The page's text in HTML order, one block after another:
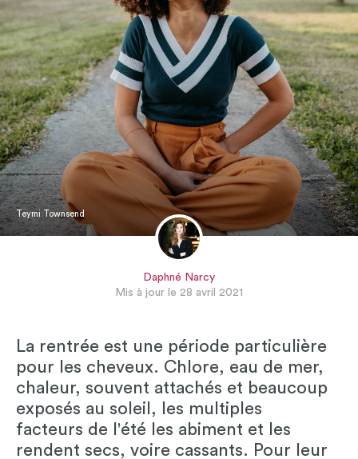
Teymi Townsend
Daphné Narcy
Mis à jour le 28 avril 2021
La rentrée est une période particulière
pour les cheveux. Chlore, eau de mer,
chaleur, souvent attachés et beaucoup
exposés au soleil, les multiples
facteurs de l'été les abiment et les
rendent secs, voire cassants. Pour leur